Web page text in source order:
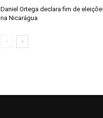
Daniel Ortega declara fim de
na Nicarágua